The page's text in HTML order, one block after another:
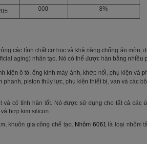
000 8%
các tính chất cơ học và khả năng chống ăn mòn,
aging) nhân tạo. Nó có thể được hàn bằng nhiều
kiện ô tô, ống kính máy ảnh, khớp nối, phụ kiện và
piston thủy lực, phụ kiện thiết bị, van và các
có tính hàn tốt. Nó được sử dụng cho tất cả các
hợp kim silicon.
khuôn gia công chế tạo. Nhôm 6061 là loại nhôm